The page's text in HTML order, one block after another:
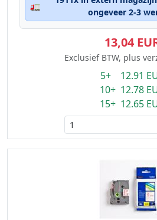
🚛
ongeveer 2-3
13,04
Exclusief BTW, plus
5+ 12.91
10+ 12.78
15+ 12.65